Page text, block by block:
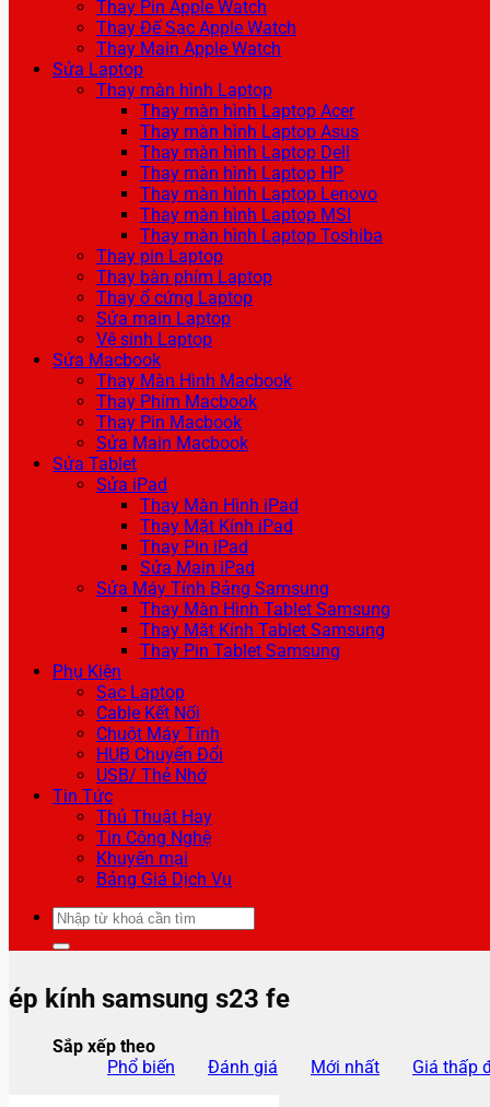
Thay Pin Apple Watch
Thay Đế Sạc Apple Watch
Thay Main Apple Watch
Sửa Laptop
Thay màn hình Laptop
Thay màn hình Laptop Acer
Thay màn hình Laptop Asus
Thay màn hình Laptop Dell
Thay màn hình Laptop HP
Thay màn hình Laptop Lenovo
Thay màn hình Laptop MSI
Thay màn hình Laptop Toshiba
Thay pin Laptop
Thay bàn phím Laptop
Thay ổ cứng Laptop
Sửa main Laptop
Vệ sinh Laptop
Sửa Macbook
Thay Màn Hình Macbook
Thay Phím Macbook
Thay Pin Macbook
Sửa Main Macbook
Sửa Tablet
Sửa iPad
Thay Màn Hình iPad
Thay Mặt Kính iPad
Thay Pin iPad
Sửa Main iPad
Sửa Máy Tính Bảng Samsung
Thay Màn Hình Tablet Samsung
Thay Mặt Kính Tablet Samsung
Thay Pin Tablet Samsung
Phụ Kiện
Sạc Laptop
Cable Kết Nối
Chuột Máy Tính
HUB Chuyển Đổi
USB/ Thẻ Nhớ
Tin Tức
Thủ Thuật Hay
Tin Công Nghệ
Khuyến mại
Bảng Giá Dịch Vụ
Tìm
kiếm:
ép kính samsung s23 fe
Sắp xếp theo
Phổ biến
Đánh giá Mới nhất Giá thấp